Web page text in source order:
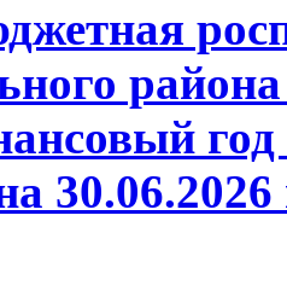
30.06.2026